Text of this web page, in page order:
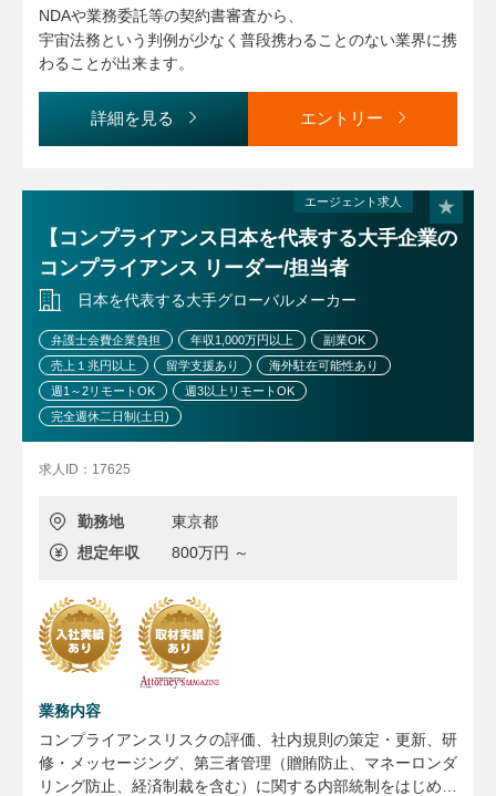
その他会社が締結するすべての契約についての作成・修
正・交渉・管理業務）
※英文契約書もございます。
・その他、法務関連の相談対応など
上記業務は主になりますが、下記業務にも携わっていただき
・新事業に係る規約作成・法務問題の検討
・情報資産の管理と活用
・情報統制管理に関するプロセスの設計・構築、文書化と
既存プロセスの改善
・セキュリティに関する内部監査の企画、実施および改善
新や拡大
・最新法令、ガイドラインなどのキャッチアップ
・ISO27001など外部監査への対応
・その他、リスク管理（地政学リスク・情報リスク等）に
必要な情報収集
NDAや業務委託等の契約書審査から、
宇宙法務という判例が少なく普段携わることのない業界に携
わることが出来ます。
詳細を見る エントリー
エージェント求人
【コンプライアンス日本を代表する大手企業の
コンプライアンス リーダー/担当者
日本を代表する大手グローバルメーカー
弁護士会費企業負担 年収1,000万円以上
副業OK
売上１兆円以上
留学支援あり
海外駐在可能性あり
週1～2リモートOK
週3以上リモートOK
完全週休二日制(土日)
求人ID：17625
勤務地
東京都
想定年収
800万円 ～
業務内容
コンプライアンスリスクの評価、社内規則の策定・更新、研
修・メッセージング、第三者管理（贈賄防止、マネーロンダ
リング防止、経済制裁を含む）に関する内部統制をはじめと